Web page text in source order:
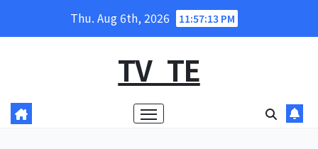
Thu. Aug 6th, 2026 11:57:15 PM
TV_TE